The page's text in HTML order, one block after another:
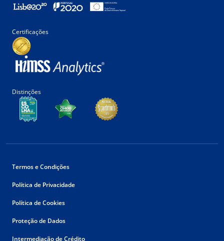
Certificações
Distinções
Termos e Condições
Política de Privacidade
Política de Cookies
Proteção de Dados
Intermediação de Crédito